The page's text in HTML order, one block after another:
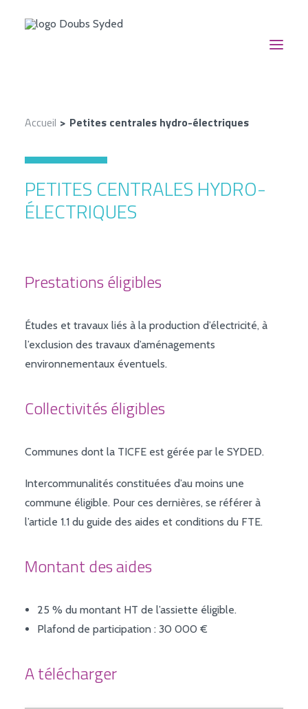
NOUS SUIVRE
EN ACTION
CONTACT
ESPACE DOCUMENTAIRE
JE RACCORDE MON BÂTIMENT / MA MAISON
Accueil Petites centrales hydro-électriques
PETITES CENTRALES HYDRO-
ÉLECTRIQUES
Prestations éligibles
Études et travaux liés à la production d’électricité, à
l’exclusion des travaux d’aménagements
environnementaux éventuels.
Collectivités éligibles
Communes dont la TICFE est gérée par le SYDED.
Intercommunalités constituées d’au moins une
commune éligible. Pour ces dernières, se référer à
l’article 1.1 du guide des aides et conditions du FTE.
Montant des aides
25 % du montant HT de l’assiette éligible.
Plafond de participation : 30 000 €
A télécharger